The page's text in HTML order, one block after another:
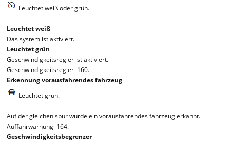
Leuchtet weiß oder grün.
Leuchtet weiß
Das system ist aktiviert.
Leuchtet grün
Geschwindigkeitsregler ist aktiviert.
Geschwindigkeitsregler 160.
Erkennung vorausfahrendes fahrzeug
Leuchtet grün.
Auf der gleichen spur wurde ein vorausfahrendes fahrzeug erkannt.
Auffahrwarnung 164.
Geschwindigkeitsbegrenzer